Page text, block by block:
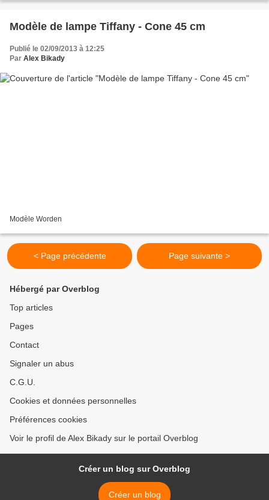
Modèle de lampe Tiffany - Cone 45 cm
Publié le 02/09/2013 à 12:25
Par Alex Bikady
Modèle Worden
< Page précédente Page suivante >
Hébergé par Overblog
Top articles
Pages
Contact
Signaler un abus
C.G.U.
Cookies et données personnelles
Préférences cookies
Voir le profil de Alex Bikady sur le portail Overblog
Créer un blog sur Overblog
Créer un blog